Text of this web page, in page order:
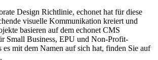
Design Richtlinie, echonet hat für diese
visuelle Kommunikation kreiert und
basieren auf dem echonet CMS
Small Business, EPU und Non-Profit-
es mit dem Namen auf sich hat, finden Sie auf